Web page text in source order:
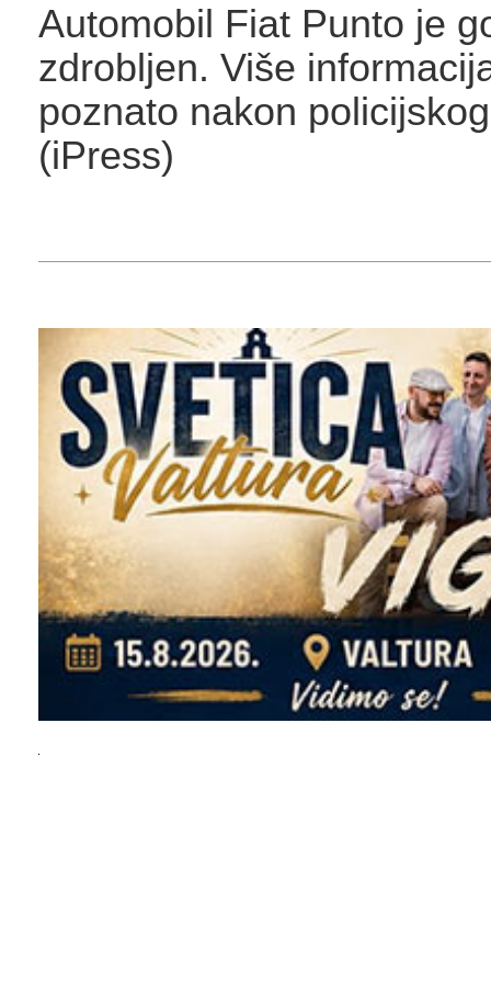
Automobil Fiat Punto je
zdrobljen. Više
poznato nakon
(iPress)